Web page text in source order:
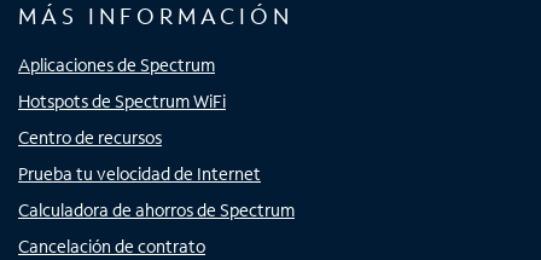
MÁS INFORMACIÓN
Aplicaciones de Spectrum
Hotspots de Spectrum WiFi
Centro de recursos
Prueba tu velocidad de Internet
Calculadora de ahorros de Spectrum
Cancelación de contrato